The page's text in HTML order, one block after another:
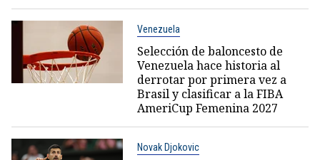
Venezuela
Selección de baloncesto de
Venezuela hace historia al
derrotar por primera vez a
Brasil y clasificar a la FIBA
AmeriCup Femenina 2027
Novak Djokovic